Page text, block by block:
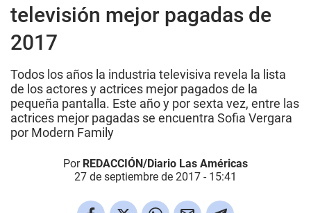
televisión mejor pagadas de
2017
Todos los años la industria televisiva revela la lista
de los actores y actrices mejor pagados de la
pequeña pantalla. Este año y por sexta vez, entre las
actrices mejor pagadas se encuentra Sofia Vergara
por Modern Family
Por REDACCIÓN/Diario Las Américas
27 de septiembre de 2017 - 15:41